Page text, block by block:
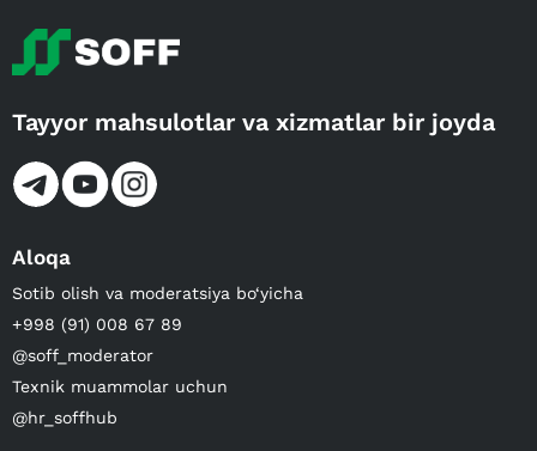
Tayyor mahsulotlar va xizmatlar bir joyda
Aloqa
Sotib olish va moderatsiya bo‘yicha
+998 (91) 008 67 89
@soff_moderator
Texnik muammolar uchun
@hr_soffhub